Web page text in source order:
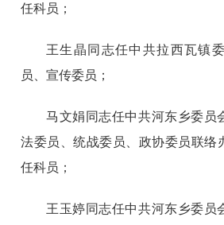
任科员；
王生晶同志任中共拉西瓦镇
员、宣传委员；
马文娟同志任中共河东乡委员
法委员、统战委员、政协委员联络
任科员；
王玉婷同志任中共河东乡委员